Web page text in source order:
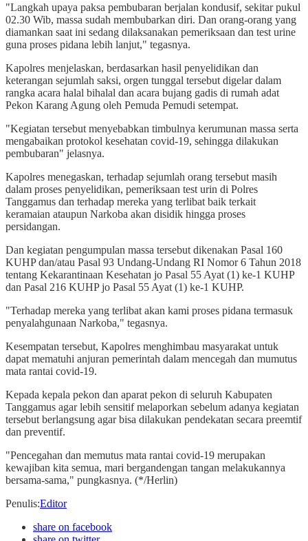
"Langkah upaya paksa pembubaran berjalan kondusif, sekitar pukul
02.30 Wib, massa sudah membubarkan diri. Dan orang-orang yang
diamankan saat ini sedang dilaksanakan pemeriksaan dan test urine
guna proses pidana lebih lanjut," tegasnya.
Kapolres menjelaskan, berdasarkan hasil penyelidikan dan
keterangan sejumlah saksi, orgen tunggal tersebut digelar dalam
rangka acara halal bihalal dan acara bujang gadis di rumah adat
Pekon Karang Agung oleh Pemuda Pemudi setempat.
"Kegiatan tersebut menyebabkan timbulnya kerumunan massa serta
mengabaikan protokol kesehatan covid-19, sehingga dilakukan
pembubaran" jelasnya.
Kapolres menegaskan, terhadap sejumlah orang tersebut masih
dalam proses penyelidikan, pemeriksaan test urin di Polres
Tanggamus dan terhadap mereka yang terlibat baik terkait
keramaian ataupun Narkoba akan disidik hingga proses
persidangan.
Dan kegiatan pengumpulan massa tersebut dikenakan Pasal 160
KUHP dan/atau Pasal 93 Undang-Undang RI Nomor 6 Tahun 2018
tentang Kekarantinaan Kesehatan jo Pasal 55 Ayat (1) ke-1 KUHP
dan Pasal 216 KUHP jo Pasal 55 Ayat (1) ke-1 KUHP.
"Terhadap mereka yang terlibat akan kami proses pidana termasuk
penyalahgunaan Narkoba," tegasnya.
Kesempatan tersebut, Kapolres menghimbau masyarakat untuk
dapat mematuhi anjuran pemerintah dalam mencegah dan mumutus
mata rantai covid-19.
Kepada kepala pekon dan aparat pekon di seluruh Kabupaten
Tanggamus agar lebih sensitif melaporkan sebelum adanya kegiatan
tersebut berlangsung agar bisa dilakukan pendekatan secara preemtif
dan preventif.
"Pencegahan dan memutus mata rantai covid-19 merupakan
kewajiban kita semua, mari bergandengan tangan melakukannya
bersama-sama," pungkasnya. (*/Herlin)
Penulis:Editor
share on facebook